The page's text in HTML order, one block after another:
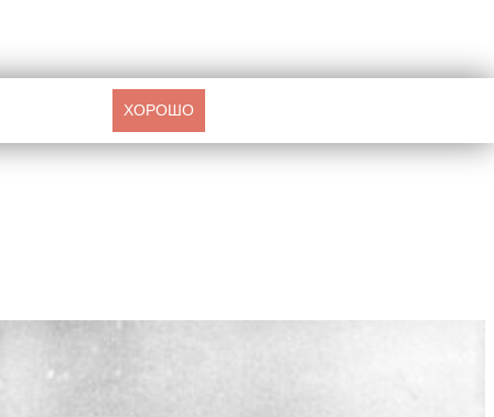
ХОРОШО